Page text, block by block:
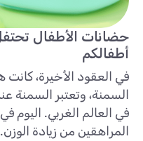
حضانات الأطفال
أطفالكم
في العقود الأخيرة، كانت
السمنة، وتعتبر السمنة
المراهقين من زيادة